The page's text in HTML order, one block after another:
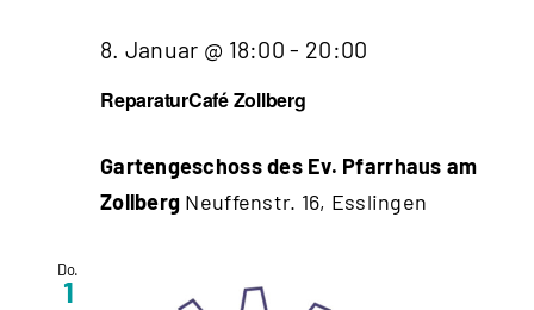
ReparaturCafé Zollberg
8. Januar @ 18:00 - 20:00
Gartengeschoss des Ev. Pfarrhaus am
Zollberg Neuffenstr. 16, Esslingen
Do.
1